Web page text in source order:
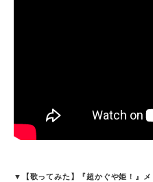
▼【歌ってみた】『超かぐや姫！』